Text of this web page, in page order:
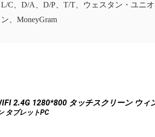
L/C、D/A、D/P、T/T、ウェスタン・ユニオ
ン、MoneyGram
2.4G 1280*800 タッチスクリーン ウィ
タブレットPC